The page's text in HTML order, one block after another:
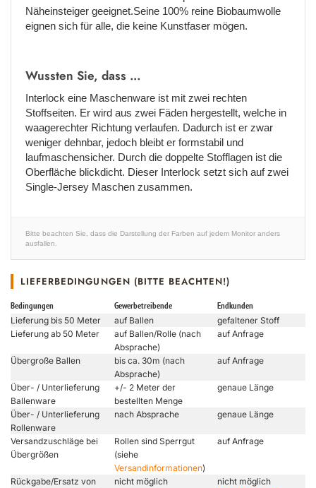
Näheinsteiger geeignet.Seine 100% reine Biobaumwolle
eignen sich für alle, die keine Kunstfaser mögen.
Wussten Sie, dass ...
Interlock eine Maschenware ist mit zwei rechten
Stoffseiten. Er wird aus zwei Fäden hergestellt, welche in
waagerechter Richtung verlaufen. Dadurch ist er zwar
weniger dehnbar, jedoch bleibt er formstabil und
laufmaschensicher. Durch die doppelte Stofflagen ist die
Oberfläche blickdicht. Dieser Interlock setzt sich auf zwei
Single-Jersey Maschen zusammen.
Bitte beachten Sie, dass die Darstellung der Farben auf jedem Monitor anders
ausfallen.
LIEFERBEDINGUNGEN (BITTE BEACHTEN!)
Bedingungen Gewerbetreibende Endkunden
Lieferung bis 50 Meter auf Ballen
gefaltener Stoff
Lieferung ab 50 Meter
auf Ballen/Rolle (nach
Absprache)
auf Anfrage
Übergroße Ballen
bis ca. 30m (nach
Absprache)
auf Anfrage
Über- / Unterlieferung
Ballenware
+/- 2 Meter der
bestellten Menge
genaue Länge
Über- / Unterlieferung
Rollenware
nach Absprache genaue Länge
Versandzuschläge bei
Übergrößen
Rollen sind Sperrgut
(siehe
Versandinformationen)
auf Anfrage
Rückgabe/Ersatz von
nicht möglich
nicht möglich